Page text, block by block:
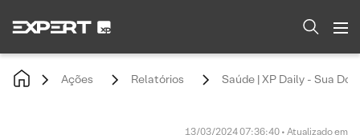
Ações Relatórios Saúde | XP Daily - Sua
13/03/2024 07:36:40 • Atualizado em